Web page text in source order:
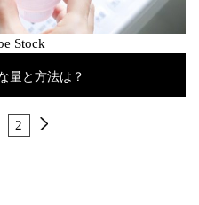
Stock
量と方法は？
2